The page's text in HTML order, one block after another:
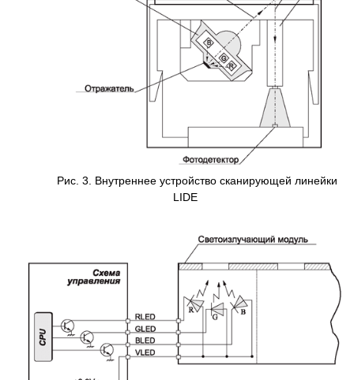
Рис. 3. Внутреннее устройство сканирующей линейки
LIDE